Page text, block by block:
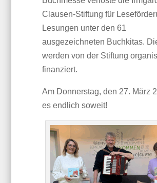
Clausen-Stiftung für
Lesungen unter den 61
ausgezeichneten Buchkitas.
werden von der Stiftung
finanziert.
Am Donnerstag, den 27. März
es endlich soweit!